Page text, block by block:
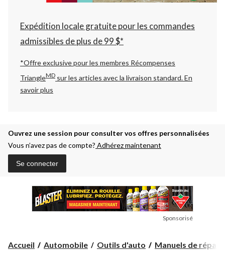
Expédition locale gratuite pour les commandes
admissibles de plus de 99 $*
*Offre exclusive pour les membres Récompenses
TriangleMD sur les articles avec la livraison standard.En
savoir plus
Ouvrez une session pour consulter vos offres personnalisées
Vous n’avez pas de compte? Adhérez maintenant
Se connecter
Sponsorisé
Accueil Automobile Outils d'auto Manuels de